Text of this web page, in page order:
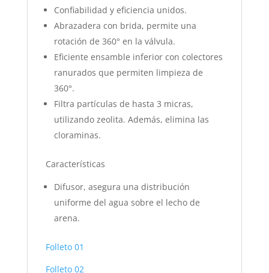
Confiabilidad y eficiencia unidos.
Abrazadera con brida, permite una
rotación de 360° en la válvula.
Eficiente ensamble inferior con colectores
ranurados que permiten limpieza de
360°.
Filtra partículas de hasta 3 micras,
utilizando zeolita. Además, elimina las
cloraminas.
Características
Difusor, asegura una distribución
uniforme del agua sobre el lecho de
arena.
Folleto 01
Folleto 02